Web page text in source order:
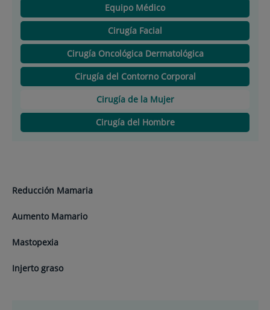
Equipo Médico
Cirugía Facial
Cirugía Oncológica Dermatológica
Cirugía del Contorno Corporal
Cirugía de la Mujer
Cirugía del Hombre
Reducción Mamaria
Aumento Mamario
Mastopexia
Injerto graso